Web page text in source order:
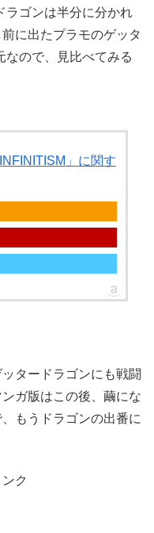
ラゴンは半分に分かれ
に出たプラモのゲッタ
なので、見比べてみる
」に関す
タードラゴンにも戦闘
ガ版はこの後、繭にな
もうドラゴンの出番に
ク